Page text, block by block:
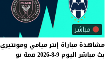
مباشر
مشاهدة مباراة إنترميامي ومونتيري
بث مباشر اليوم 9-8-2026 قمة نو